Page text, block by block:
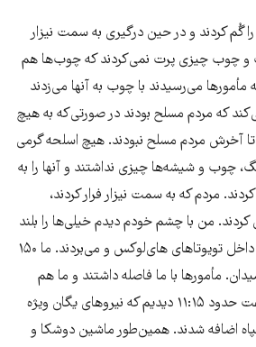
را گُم کردند و در حین درگیری به سمت نیزار
و چوب چیزی پرت نمی‌کردند که چوب‌ها هم
می‌رسیدند با چوب به‌ آنها می‌زدند
که مردم مسلح بودند در صورتی‌که به هیچ
تا آخرش مردم مسلح نبودند. هیچ اسلحه‌ گرمی
چوب و شیشه‌ها چیزی نداشتند و آنها را به
مردم که به سمت نیزار فرار کردند،
کردند. من با چشم خودم دیدم خیلی‌ها را بلند
می‌کردند و می‌گذاشتند داخل تویوتاهای های‌لوکس و می‌بردند. ما ۱۵۰
تا میدان. مأمورها با ما فاصله داشتند و ما هم
آمدیم راه را بستیم. ساعت حدود ۱۱:۱۵ دیدیم که نیروهای یگان ویژه
اضافه شدند. همین‌طور ماشین دوشکا و